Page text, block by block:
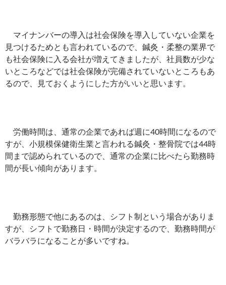
マイナンバーの導入は社会保険を導入していない企業を
見つけるためとも言われているので、鍼灸・柔整の業界で
も社会保険に入る会社が増えてきましたが、社員数が少な
いところなどでは社会保険が完備されていないところもあ
るので、見ておくようにした方がいいと思います。
労働時間は、通常の企業であれば週に40時間になるので
すが、小規模保健衛生業と言われる鍼灸・整骨院では44時
間まで認められているので、通常の企業に比べたら勤務時
間が長い傾向があります。
勤務形態で他にあるのは、シフト制という場合がありま
すが、シフトで勤務日・時間が決定するので、勤務時間が
バラバラになることが多いですね。